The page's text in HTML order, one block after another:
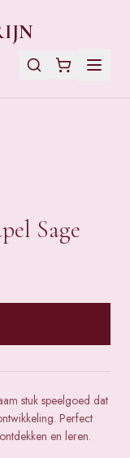
Sage
stuk speelgoed dat
Perfect
en leren.